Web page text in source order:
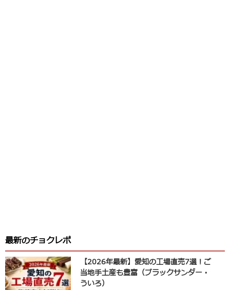
最新のチョクレポ
【2026年最新】愛知の工場直売7選！ご
当地手土産も豊富（ブラックサンダー・
ういろ）